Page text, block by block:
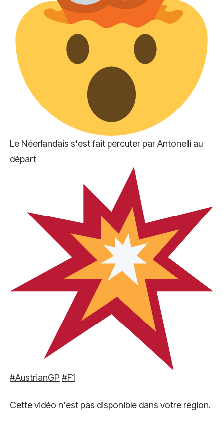
Le Néerlandais s'est fait percuter par Antonelli au
départ
#AustrianGP #F1
Cette vidéo n'est pas disponible dans votre région.